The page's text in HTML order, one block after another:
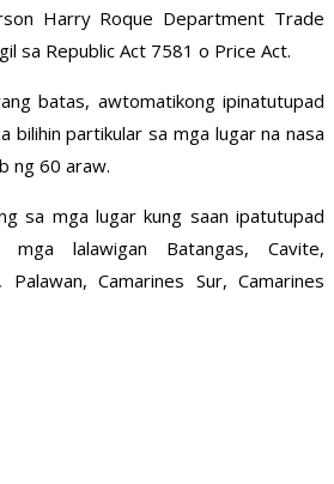
Harry Roque Department Trade
sa Republic Act 7581 o Price Act.
batas, awtomatikong ipinatutupad
bilihin partikular sa mga lugar na nasa
ng 60 araw.
sa mga lugar kung saan ipatutupad
lalawigan Batangas, Cavite,
Palawan, Camarines Sur, Camarines